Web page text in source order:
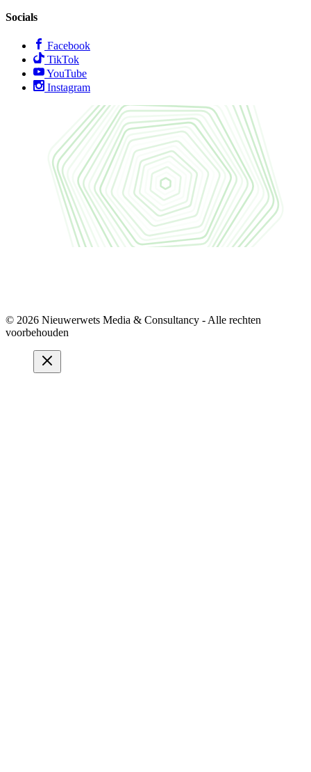
Socials
Facebook
TikTok
YouTube
Instagram
© 2026 Nieuwerwets Media & Consultancy - Alle rechten
voorbehouden